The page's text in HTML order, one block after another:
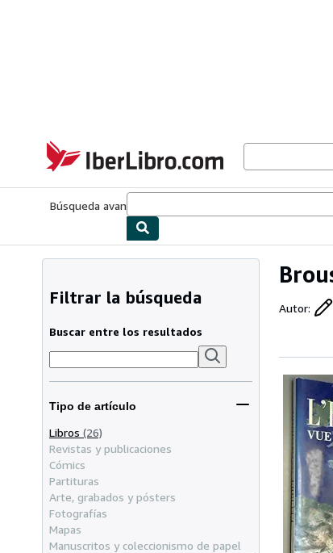
IberLibro.com
Búsqueda avanzada
Autor:
Filtrar la búsqueda
Buscar entre los resultados
Tipo de artículo
Libros (26)
Revistas y publicaciones
Cómics
Partituras
Arte, grabados y pósters
Fotografías
Mapas
Manuscritos y coleccionismo de papel